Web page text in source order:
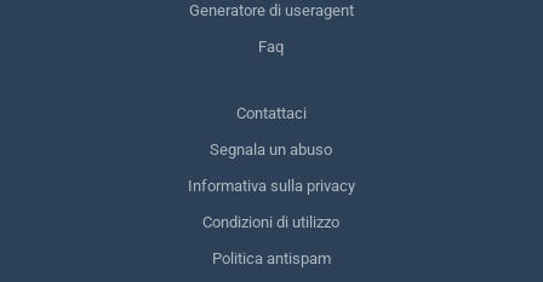
Generatore di useragent
Faq
Contattaci
Segnala un abuso
Informativa sulla privacy
Condizioni di utilizzo
Politica antispam